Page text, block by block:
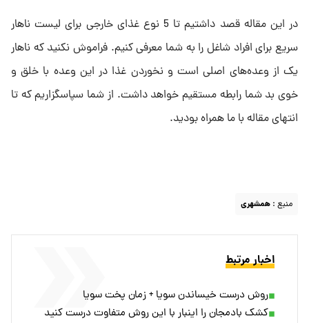
در این مقاله قصد داشتیم تا 5 نوع غذای خارجی برای لیست ناهار
سریع برای افراد شاغل را به شما معرفی کنیم. فراموش نکنید که ناهار
یک از وعده‌های اصلی است و نخوردن غذا در این وعده با خلق و
خوی بد شما رابطه مستقیم خواهد داشت. از شما سپاسگزاریم که تا
انتهای مقاله با ما همراه بودید.
منبع : همشهری
اخبار مرتبط
روش درست خیساندن سویا + زمان پخت سویا
کشک بادمجان را اینبار با این روش متفاوت درست کنید